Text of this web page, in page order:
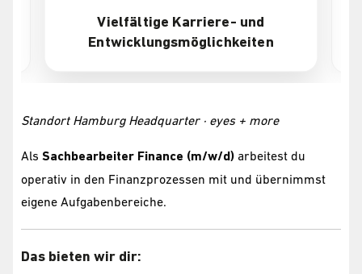
Attraktive Vergütung + Bonus
Standort Hamburg Headquarter · eyes + more
Als Sachbearbeiter Finance (m/w/d) arbeitest du
operativ in den Finanzprozessen mit und übernimmst
eigene Aufgabenbereiche.
Das bieten wir dir: